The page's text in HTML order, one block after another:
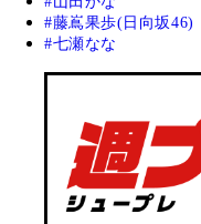
藤嶌果歩(日向坂46)
七瀬なな